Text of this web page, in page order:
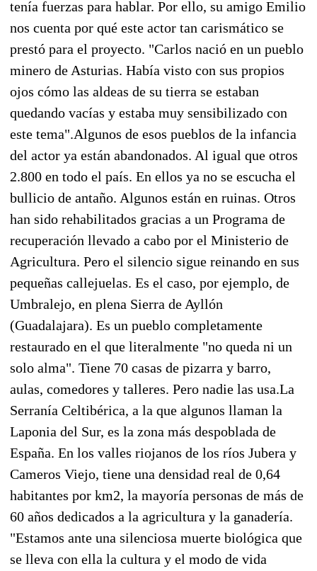
tenía fuerzas para hablar. Por ello, su amigo Emilio
nos cuenta por qué este actor tan carismático se
prestó para el proyecto. "Carlos nació en un pueblo
minero de Asturias. Había visto con sus propios
ojos cómo las aldeas de su tierra se estaban
quedando vacías y estaba muy sensibilizado con
este tema".Algunos de esos pueblos de la infancia
del actor ya están abandonados. Al igual que otros
2.800 en todo el país. En ellos ya no se escucha el
bullicio de antaño. Algunos están en ruinas. Otros
han sido rehabilitados gracias a un Programa de
recuperación llevado a cabo por el Ministerio de
Agricultura. Pero el silencio sigue reinando en sus
pequeñas callejuelas. Es el caso, por ejemplo, de
Umbralejo, en plena Sierra de Ayllón
(Guadalajara). Es un pueblo completamente
restaurado en el que literalmente "no queda ni un
solo alma". Tiene 70 casas de pizarra y barro,
aulas, comedores y talleres. Pero nadie las usa.La
Serranía Celtibérica, a la que algunos llaman la
Laponia del Sur, es la zona más despoblada de
España. En los valles riojanos de los ríos Jubera y
Cameros Viejo, tiene una densidad real de 0,64
habitantes por km2, la mayoría personas de más de
60 años dedicados a la agricultura y la ganadería.
"Estamos ante una silenciosa muerte biológica que
se lleva con ella la cultura y el modo de vida